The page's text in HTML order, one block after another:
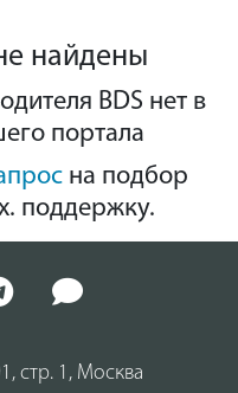
найдены
BDS нет в
портала
на подбор
поддержку.
стр. 1, Москва